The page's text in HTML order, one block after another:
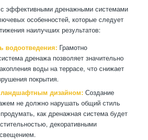
с эффективными дренажными системами
особенностей, которые следует
наилучших результатов:
водоотведения:Грамотно
дренажа позволяет значительно
воды на террасе, что снижает
покрытия.
дизайном:Создание
не должно нарушать общий стиль
как дренажная система будет
декоративными